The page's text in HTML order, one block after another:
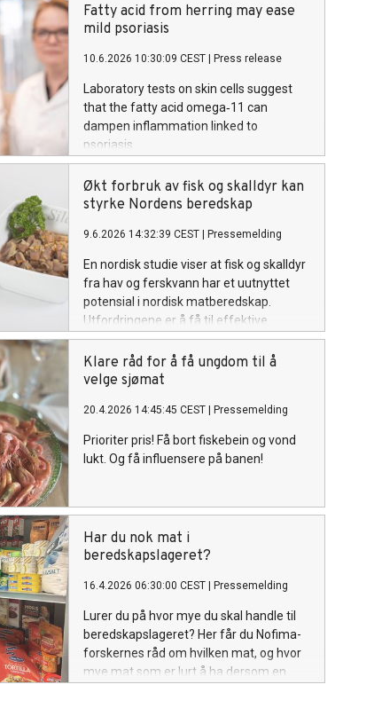
prioriterer sunnhet over ren nytelse i
matveien.
Fatty acid from herring may ease
mild psoriasis
10.6.2026 10:30:09 CEST Press release
Laboratory tests on skin cells suggest
that the fatty acid omega‑11 can
dampen inflammation linked to
psoriasis.
Økt forbruk av fisk og skalldyr kan
styrke Nordens beredskap
9.6.2026 14:32:39 CEST Pressemelding
En nordisk studie viser at fisk og skalldyr
fra hav og ferskvann har et uutnyttet
potensial i nordisk matberedskap.
Utfordringene er å få til effektive
forsyningskjeder, og å få folk i Norden til
å spise sjømaten.
Klare råd for å få ungdom til å
velge sjømat
20.4.2026 14:45:45 CEST Pressemelding
Prioriter pris! Få bort fiskebein og vond
lukt. Og få influensere på banen!
Har du nok mat i
beredskapslageret?
16.4.2026 06:30:00 CEST Pressemelding
Lurer du på hvor mye du skal handle til
beredskapslageret? Her får du Nofima-
forskernes råd om hvilken mat, og hvor
mye mat som er lurt å ha dersom en